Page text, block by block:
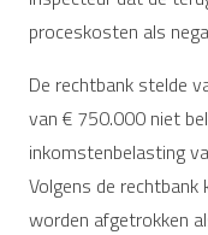
proceskosten als
De rechtbank stelde
van € 750.000 niet
inkomstenbelasting
Volgens de
worden afgetrokken